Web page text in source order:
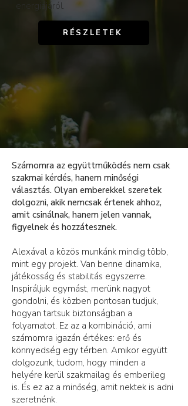
energiájáról.
RÉSZLETEK
Számomra az együttműködés nem csak
szakmai kérdés, hanem minőségi
választás. Olyan emberekkel szeretek
dolgozni, akik nemcsak értenek ahhoz,
amit csinálnak, hanem jelen vannak,
figyelnek és hozzátesznek.
Alexával a közös munkánk mindig több,
mint egy projekt. Van benne dinamika,
játékosság és stabilitás egyszerre.
Inspiráljuk egymást, merünk nagyot
gondolni, és közben pontosan tudjuk,
hogyan tartsuk biztonságban a
folyamatot. Ez az a kombináció, ami
számomra igazán értékes: erő és
könnyedség egy térben. Amikor együtt
dolgozunk, tudom, hogy minden a
helyére kerül szakmailag és emberileg
is. És ez az a minőség, amit nektek is adni
szeretnénk.